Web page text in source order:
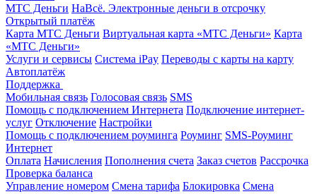
МТС Деньги НаВсё. Электронные деньги в отсрочку
Открытый платёж
Карта МТС Деньги Виртуальная карта «МТС Деньги» Карта
«МТС Деньги»
Услуги и сервисы Система iPay Переводы с карты на карту
Автоплатёж
Поддержка
Мобильная связь Голосовая связь SMS
Помощь с подключением Интернета Подключение интернет-
услуг Отключение Настройки
Помощь с подключением роуминга Роуминг SMS-Роуминг
Интернет
Оплата Начисления Пополнения счета Заказ счетов Рассрочка
Проверка баланса
Управление номером Смена тарифа Блокировка Смена